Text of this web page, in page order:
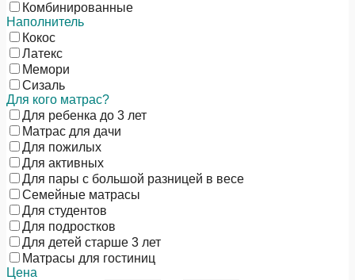
Комбинированные
Наполнитель
Кокос
Латекс
Мемори
Сизаль
Для кого матрас?
Для ребенка до 3 лет
Матрас для дачи
Для пожилых
Для активных
Для пары с большой разницей в весе
Семейные матрасы
Для студентов
Для подростков
Для детей старше 3 лет
Матрасы для гостиниц
Цена